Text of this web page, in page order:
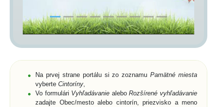
Na prvej strane portálu si zo zoznamuPamätné miesta
vyberte Cintoríny
Vo formulári Vyhľadávanie aleboRozšírené vyhľadávanie
zadajte Obec/mesto alebo cintorín, priezvisko a meno